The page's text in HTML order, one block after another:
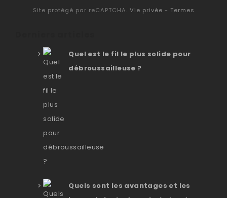
Site protégé par reCAPTCHA. Vie privée - Termes
Quel est le fil le plus solide pour
débroussailleuse ?
Quels sont les avantages et les